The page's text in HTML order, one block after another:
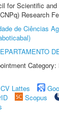
for Scientific and
Research
de Ciências
CV Lattes
Scopus